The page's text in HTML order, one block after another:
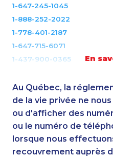
En
1-647-245-1045
1-888-252-2022
1-778-401-2187
1-647-715-6071
1-437-900-0365
1-250-277-4304
1-604-282-3654
1-587-319-2146
1-647-722-5417
1-780-420-2378
1-416-907-0976
Au Québec, la
de la vie privée ne
ou d'afficher des
ou le numéro de
lorsque nous
recouvrement auprès